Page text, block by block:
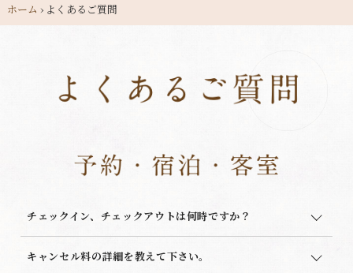
ホーム ›よくあるご質問
チェックイン、チェックアウトは何時ですか？
キャンセル料の詳細を教えて下さい。